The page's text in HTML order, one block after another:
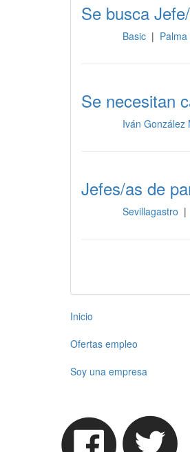
Se busca
Basic |
Se necesitan
Iván González
Jefes/as de
Sevillagastro |
Inicio
Ofertas empleo
Soy una empresa